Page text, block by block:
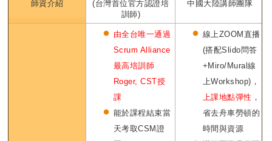
師資介紹
(台灣首位官方認證培
訓師)
中國大陸講師團隊
由全台唯一通過
Scrum Alliance
最高培訓師
Roger, CST授
課
能於課程結束當
天考取CSM證
線上ZOOM直播
(搭配Slido問答
+Miro/Mural線
上Workshop)，
上課地點彈性 ，
省去舟車勞頓的
時間與資源